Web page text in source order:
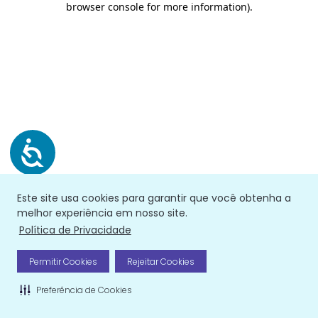
Este site usa cookies para garantir que você obtenha a
melhor experiência em nosso site.
Política de Privacidade
Permitir Cookies Rejeitar Cookies
Preferência de Cookies
browser console for more information).